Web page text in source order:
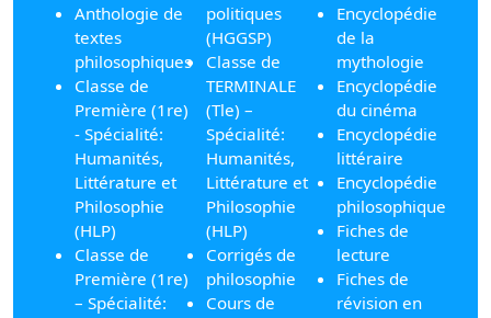
Anthologie de
textes
philosophiques
Classe de
Première (1re)
- Spécialité:
Humanités,
Littérature et
Philosophie
(HLP)
Classe de
Première (1re)
– Spécialité:
politiques
(HGGSP)
Classe de
TERMINALE
(Tle) –
Spécialité:
Humanités,
Littérature et
Philosophie
(HLP)
Corrigés de
philosophie
Cours de
Encyclopédie
de la
mythologie
Encyclopédie
du cinéma
Encyclopédie
littéraire
Encyclopédie
philosophique
Fiches de
lecture
Fiches de
révision en